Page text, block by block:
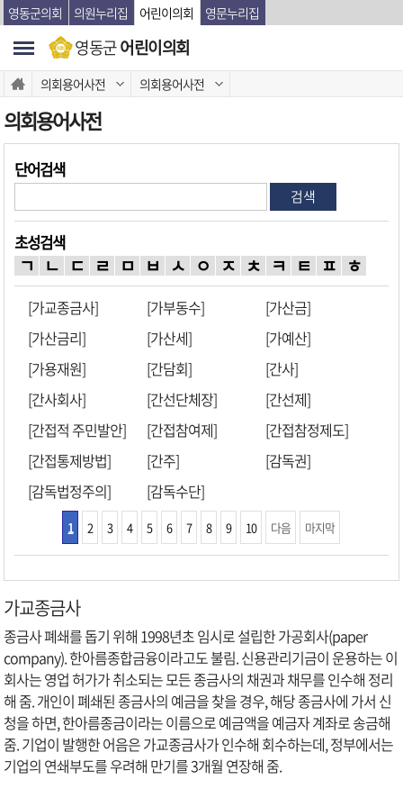
본문바로가기
영동군의회 의원누리집 어린이의회 영문누리집
영동군어린이의회
의회용어사전 의회용어사전
의회용어사전
단어검색
검색
초성검색
ㄱ ㄴ ㄷ ㄹ ㅁ ㅂ ㅅ ㅇ ㅈ ㅊ ㅋ ㅌ ㅍ ㅎ
[가교종금사] [가부동수]
[가산금]
[가산금리]
[가산세]
[가예산]
[가용재원]
[간담회]
[간사]
[간사회사]
[간선단체장]
[간선제]
[간접적 주민발안]
[간접참여제]
[간접참정제도]
[간접통제방법]
[간주]
[감독권]
[감독법정주의]
[감독수단]
1 2 3 4 5 6 7 8 9 10 다음 마지막
가교종금사
종금사 폐쇄를 돕기 위해 1998년초 임시로 설립한 가공회사(paper
company). 한아름종합금융이라고도 불림. 신용관리기금이 운용하는 이
회사는 영업 허가가 취소되는 모든 종금사의 채권과 채무를 인수해 정리
해 줌. 개인이 폐쇄된 종금사의 예금을 찾을 경우, 해당 종금사에 가서 신
청을 하면, 한아름종금이라는 이름으로 예금액을 예금자 계좌로 송금해
줌. 기업이 발행한 어음은 가교종금사가 인수해 회수하는데, 정부에서는
기업의 연쇄부도를 우려해 만기를 3개월 연장해 줌.